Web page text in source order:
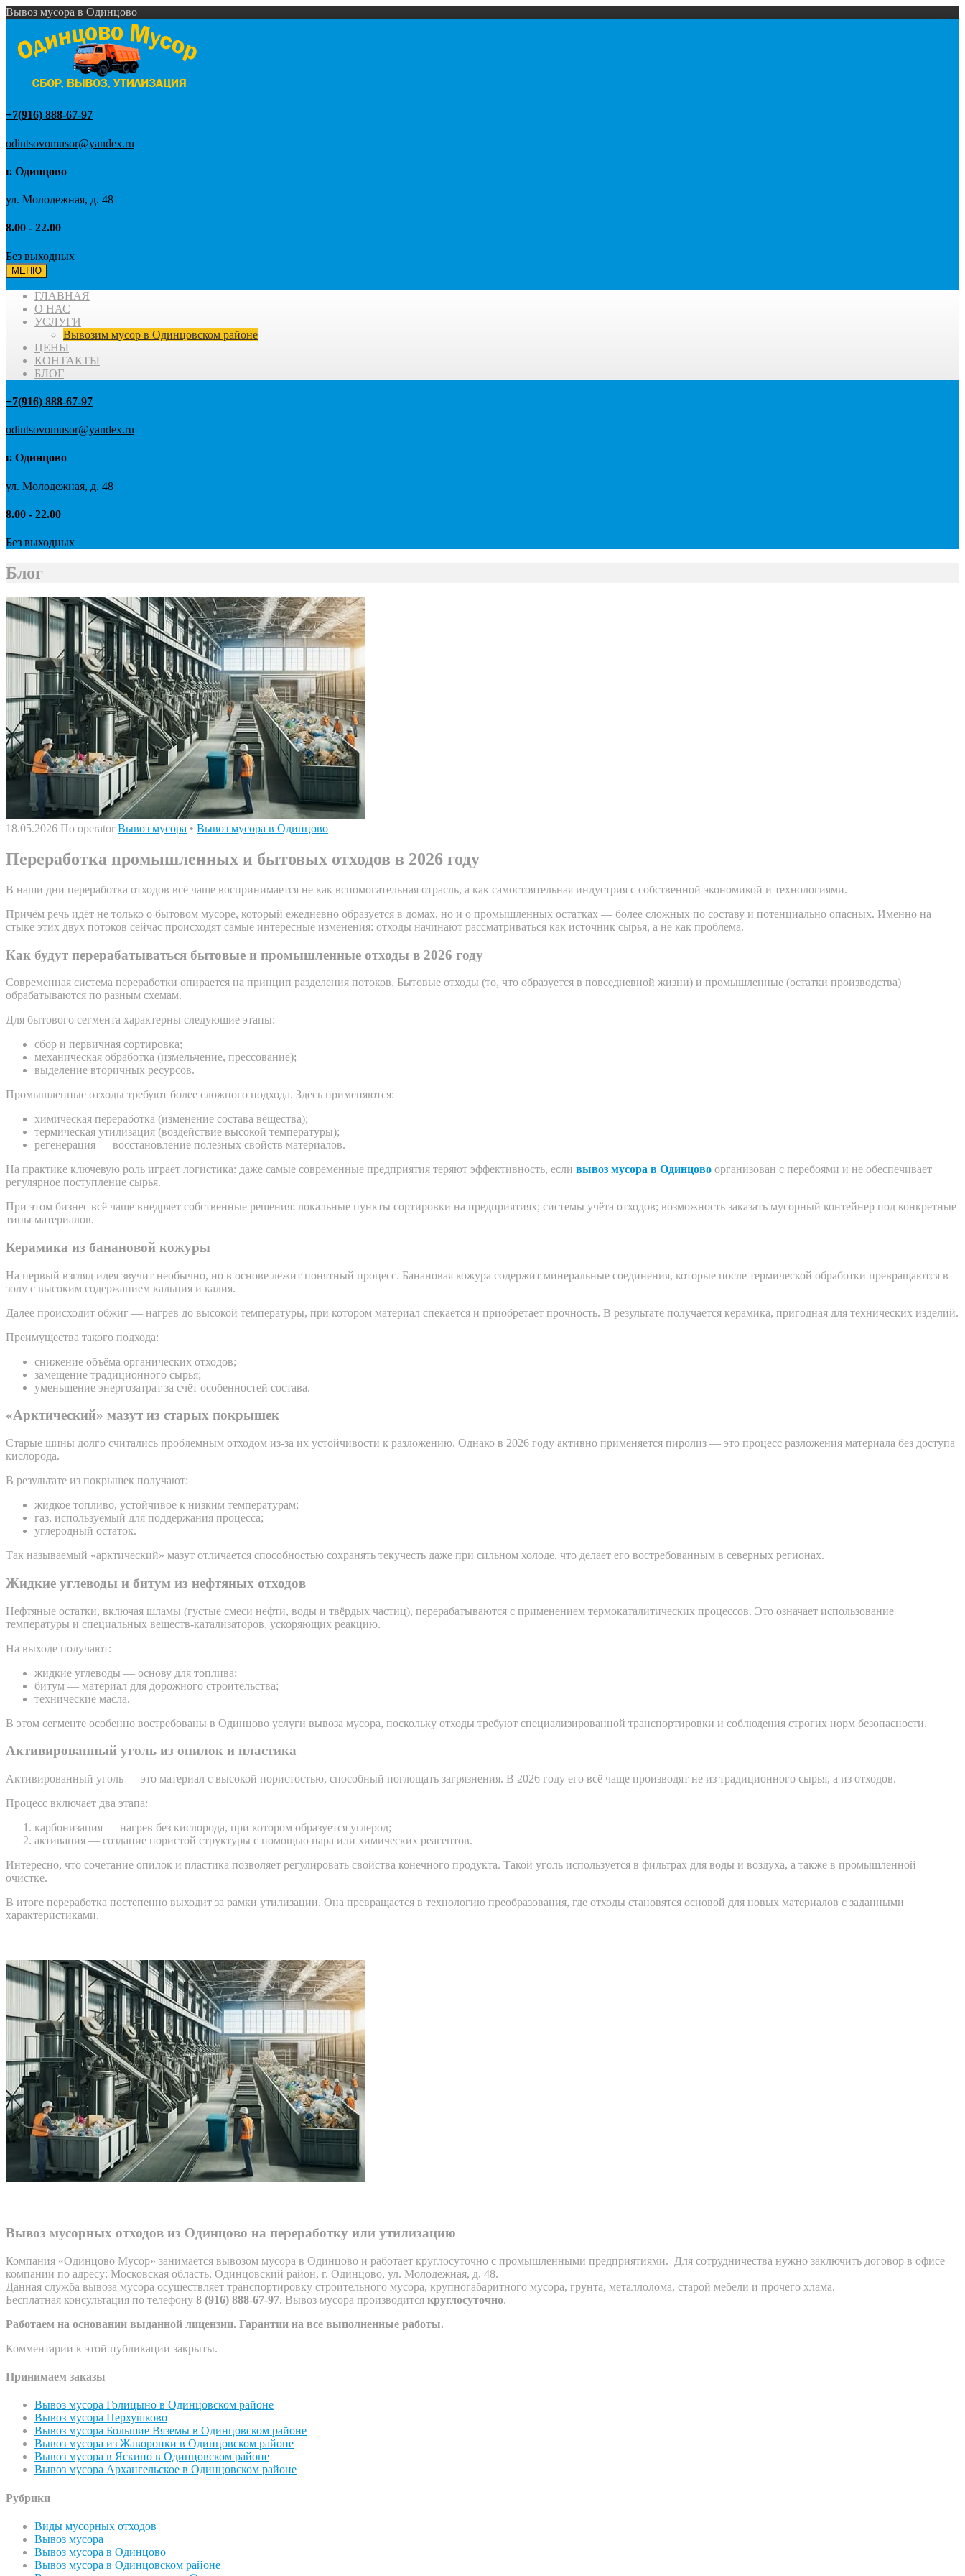
Вывоз мусора в Одинцово
+7(916) 888-67-97
odintsovomusor@yandex.ru
г. Одинцово
ул. Молодежная, д. 48
8.00 - 22.00
Без выходных
МЕНЮ
ГЛАВНАЯ
О НАС
УСЛУГИ
Вывозим мусор в Одинцовском районе
ЦЕНЫ
КОНТАКТЫ
БЛОГ
+7(916) 888-67-97
odintsovomusor@yandex.ru
г. Одинцово
ул. Молодежная, д. 48
8.00 - 22.00
Без выходных
Блог
18.05.2026 По operator Вывоз мусора • Вывоз мусора в Одинцово
Переработка промышленных и бытовых отходов в 2026 году
В наши дни переработка отходов всё чаще воспринимается не как вспомогательная отрасль, а как самостоятельная индустрия с собственной экономикой и технологиями.
Причём речь идёт не только о бытовом мусоре, который ежедневно образуется в домах, но и о промышленных остатках — более сложных по составу и потенциально опасных. Именно на
стыке этих двух потоков сейчас происходят самые интересные изменения: отходы начинают рассматриваться как источник сырья, а не как проблема.
Как будут перерабатываться бытовые и промышленные отходы в 2026 году
Современная система переработки опирается на принцип разделения потоков. Бытовые отходы (то, что образуется в повседневной жизни) и промышленные (остатки производства)
обрабатываются по разным схемам.
Для бытового сегмента характерны следующие этапы:
сбор и первичная сортировка;
механическая обработка (измельчение, прессование);
выделение вторичных ресурсов.
Промышленные отходы требуют более сложного подхода. Здесь применяются:
химическая переработка (изменение состава вещества);
термическая утилизация (воздействие высокой температуры);
регенерация — восстановление полезных свойств материалов.
На практике ключевую роль играет логистика: даже самые современные предприятия теряют эффективность, если вывоз мусора в Одинцово организован с перебоями и не обеспечивает
регулярное поступление сырья.
При этом бизнес всё чаще внедряет собственные решения: локальные пункты сортировки на предприятиях; системы учёта отходов; возможность заказать мусорный контейнер под конкретные
типы материалов.
Керамика из банановой кожуры
На первый взгляд идея звучит необычно, но в основе лежит понятный процесс. Банановая кожура содержит минеральные соединения, которые после термической обработки превращаются в
золу с высоким содержанием кальция и калия.
Далее происходит обжиг — нагрев до высокой температуры, при котором материал спекается и приобретает прочность. В результате получается керамика, пригодная для технических изделий.
Преимущества такого подхода:
снижение объёма органических отходов;
замещение традиционного сырья;
уменьшение энергозатрат за счёт особенностей состава.
«Арктический» мазут из старых покрышек
Старые шины долго считались проблемным отходом из-за их устойчивости к разложению. Однако в 2026 году активно применяется пиролиз — это процесс разложения материала без доступа
кислорода.
В результате из покрышек получают:
жидкое топливо, устойчивое к низким температурам;
газ, используемый для поддержания процесса;
углеродный остаток.
Так называемый «арктический» мазут отличается способностью сохранять текучесть даже при сильном холоде, что делает его востребованным в северных регионах.
Жидкие углеводы и битум из нефтяных отходов
Нефтяные остатки, включая шламы (густые смеси нефти, воды и твёрдых частиц), перерабатываются с применением термокаталитических процессов. Это означает использование
температуры и специальных веществ-катализаторов, ускоряющих реакцию.
На выходе получают:
жидкие углеводы — основу для топлива;
битум — материал для дорожного строительства;
технические масла.
В этом сегменте особенно востребованы в Одинцово услуги вывоза мусора, поскольку отходы требуют специализированной транспортировки и соблюдения строгих норм безопасности.
Активированный уголь из опилок и пластика
Активированный уголь — это материал с высокой пористостью, способный поглощать загрязнения. В 2026 году его всё чаще производят не из традиционного сырья, а из отходов.
Процесс включает два этапа:
карбонизация — нагрев без кислорода, при котором образуется углерод;
активация — создание пористой структуры с помощью пара или химических реагентов.
Интересно, что сочетание опилок и пластика позволяет регулировать свойства конечного продукта. Такой уголь используется в фильтрах для воды и воздуха, а также в промышленной
очистке.
В итоге переработка постепенно выходит за рамки утилизации. Она превращается в технологию преобразования, где отходы становятся основой для новых материалов с заданными
характеристиками.
Вывоз мусорных отходов из Одинцово на переработку или утилизацию
Компания «Одинцово Мусор» занимается вывозом мусора в Одинцово и работает круглосуточно с промышленными предприятиями. Для сотрудничества нужно заключить договор в офисе
компании по адресу: Московская область, Одинцовский район, г. Одинцово, ул. Молодежная, д. 48.
Данная служба вывоза мусора осуществляет транспортировку строительного мусора, крупногабаритного мусора, грунта, металлолома, старой мебели и прочего хлама.
Бесплатная консультация по телефону 8 (916) 888-67-97. Вывоз мусора производится круглосуточно.
Работаем на основании выданной лицензии. Гарантии на все выполненные работы.
Комментарии к этой публикации закрыты.
Принимаем заказы
Вывоз мусора Голицыно в Одинцовском районе
Вывоз мусора Перхушково
Вывоз мусора Большие Вяземы в Одинцовском районе
Вывоз мусора из Жаворонки в Одинцовском районе
Вывоз мусора в Яскино в Одинцовском районе
Вывоз мусора Архангельское в Одинцовском районе
Рубрики
Виды мусорных отходов
Вывоз мусора
Вывоз мусора в Одинцово
Вывоз мусора в Одинцовском районе